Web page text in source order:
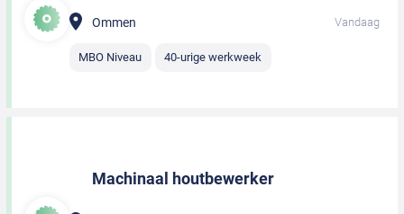
Ommen Vandaag
MBO Niveau 40-urige werkweek
Machinaal houtbewerker